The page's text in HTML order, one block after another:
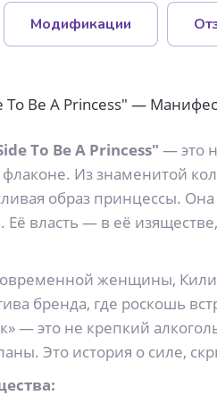
Модификации
To Be A Princess" —
To Be A Princess" — это
Из знаменитой
образ принцессы.
Её власть — в её
женщины,
бренда, где роскошь
— это не крепкий
Это история о силе,